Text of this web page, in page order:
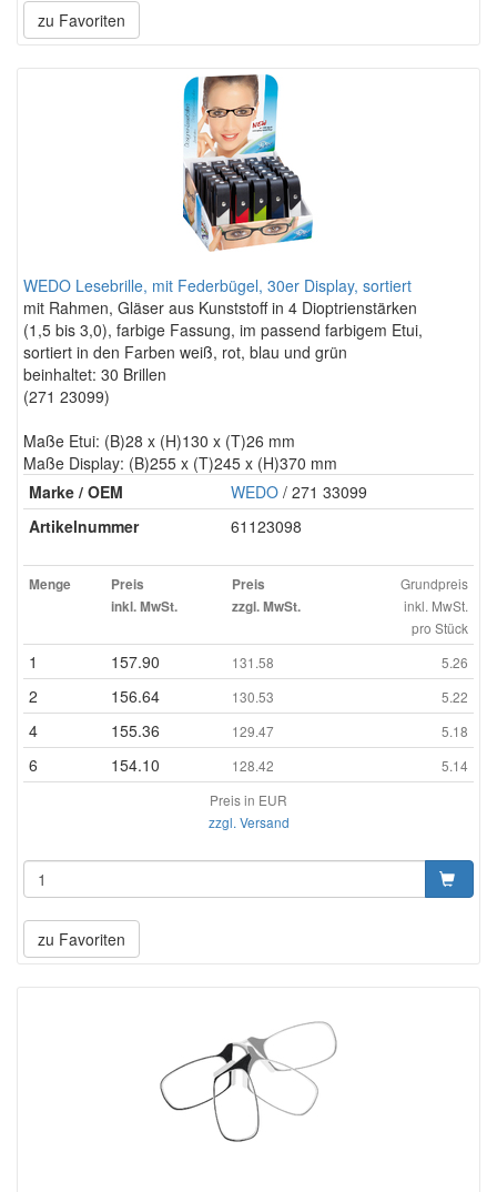
zu Favoriten
WEDO Lesebrille, mit Federbügel, 30er Display, sortiert
mit Rahmen, Gläser aus Kunststoff in 4 Dioptrienstärken
(1,5 bis 3,0), farbige Fassung, im passend farbigem Etui,
sortiert in den Farben weiß, rot, blau und grün
beinhaltet: 30 Brillen
(271 23099)
Maße Etui: (B)28 x (H)130 x (T)26 mm
Maße Display: (B)255 x (T)245 x (H)370 mm
Marke / OEM
WEDO / 271 33099
Artikelnummer
61123098
Menge
Preis
inkl. MwSt.
Preis
zzgl. MwSt.
Grundpreis
inkl. MwSt.
pro Stück
1 157.90 131.58 5.26
2 156.64 130.53 5.22
4 155.36 129.47 5.18
6 154.10 128.42
5.14
Preis in EUR
zzgl. Versand
zu Favoriten